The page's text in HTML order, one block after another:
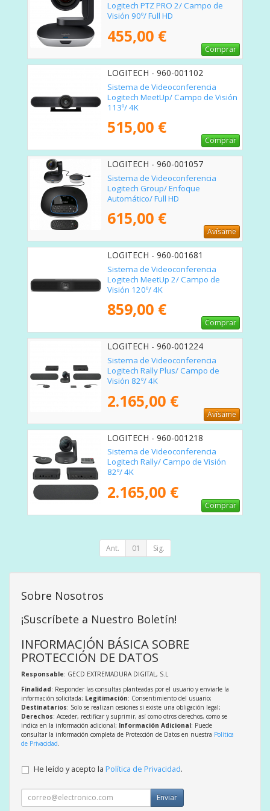
Logitech PTZ PRO 2/ Campo de
Visión 90º/ Full HD
455,00 €
Comprar
LOGITECH - 960-001102
Sistema de Videoconferencia
Logitech MeetUp/ Campo de Visión
113º/ 4K
515,00 €
Comprar
LOGITECH - 960-001057
Sistema de Videoconferencia
Logitech Group/ Enfoque
Automático/ Full HD
615,00 €
Avísame
LOGITECH - 960-001681
Sistema de Videoconferencia
Logitech MeetUp 2/ Campo de
Visión 120º/ 4K
859,00 €
Comprar
LOGITECH - 960-001224
Sistema de Videoconferencia
Logitech Rally Plus/ Campo de
Visión 82º/ 4K
2.165,00 €
Avísame
LOGITECH - 960-001218
Sistema de Videoconferencia
Logitech Rally/ Campo de Visión
82º/ 4K
2.165,00 €
Comprar
Ant. 01 Sig.
Sobre Nosotros
¡Suscríbete a Nuestro Boletín!
INFORMACIÓN BÁSICA SOBRE
PROTECCIÓN DE DATOS
Responsable: GECD EXTREMADURA DIGITAL, S.L
Finalidad: Responder las consultas planteadas por el usuario y enviarle la
información solicitada; Legitimación: Consentimiento del usuario;
Destinatarios: Solo se realizan cesiones si existe una obligación legal;
Derechos: Acceder, rectificar y suprimir, así como otros derechos, como se
indica en la información adicional; Información Adicional: Puede
consultar la información completa de Protección de Datos en nuestra Política
de Privacidad
He leído y acepto la Política de Privacidad.
Enviar